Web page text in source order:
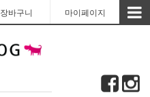
장바구니 마이페이지